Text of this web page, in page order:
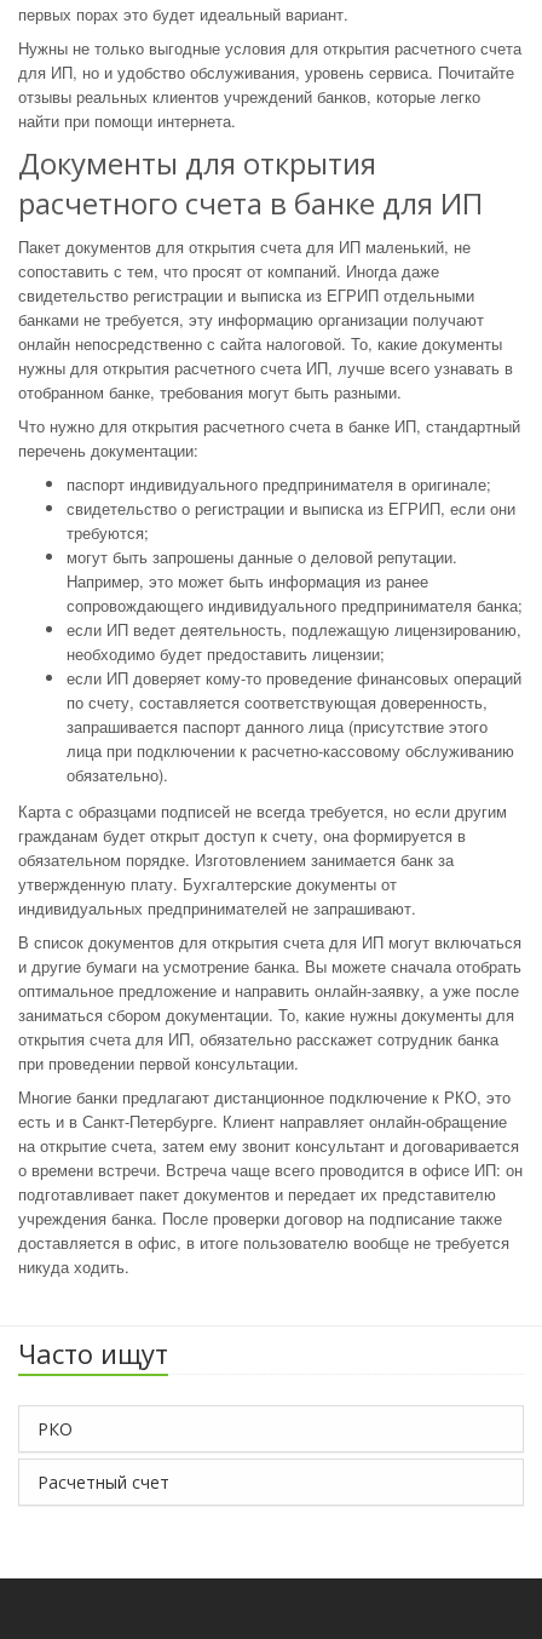
первых порах это будет идеальный вариант.
Нужны не только выгодные условия для открытия расчетного счета
для ИП, но и удобство обслуживания, уровень сервиса. Почитайте
отзывы реальных клиентов учреждений банков, которые легко
найти при помощи интернета.
Документы для открытия
расчетного счета в банке для ИП
Пакет документов для открытия счета для ИП маленький, не
сопоставить с тем, что просят от компаний. Иногда даже
свидетельство регистрации и выписка из ЕГРИП отдельными
банками не требуется, эту информацию организации получают
онлайн непосредственно с сайта налоговой. То, какие документы
нужны для открытия расчетного счета ИП, лучше всего узнавать в
отобранном банке, требования могут быть разными.
Что нужно для открытия расчетного счета в банке ИП, стандартный
перечень документации:
паспорт индивидуального предпринимателя в оригинале;
свидетельство о регистрации и выписка из ЕГРИП, если они
требуются;
могут быть запрошены данные о деловой репутации.
Например, это может быть информация из ранее
сопровождающего индивидуального предпринимателя банка;
если ИП ведет деятельность, подлежащую лицензированию,
необходимо будет предоставить лицензии;
если ИП доверяет кому-то проведение финансовых операций
по счету, составляется соответствующая доверенность,
запрашивается паспорт данного лица (присутствие этого
лица при подключении к расчетно-кассовому обслуживанию
обязательно).
Карта с образцами подписей не всегда требуется, но если другим
гражданам будет открыт доступ к счету, она формируется в
обязательном порядке. Изготовлением занимается банк за
утвержденную плату. Бухгалтерские документы от
индивидуальных предпринимателей не запрашивают.
В список документов для открытия счета для ИП могут включаться
и другие бумаги на усмотрение банка. Вы можете сначала отобрать
оптимальное предложение и направить онлайн-заявку, а уже после
заниматься сбором документации. То, какие нужны документы для
открытия счета для ИП, обязательно расскажет сотрудник банка
при проведении первой консультации.
Многие банки предлагают дистанционное подключение к РКО, это
есть и в Санкт-Петербурге. Клиент направляет онлайн-обращение
на открытие счета, затем ему звонит консультант и договаривается
о времени встречи. Встреча чаще всего проводится в офисе ИП: он
подготавливает пакет документов и передает их представителю
учреждения банка. После проверки договор на подписание также
доставляется в офис, в итоге пользователю вообще не требуется
никуда ходить.
Часто ищут
РКО
Расчетный счет